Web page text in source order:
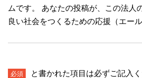
ムです。 あなたの投稿が、この法人
良い社会をつくるための応援（エー
必須 と書かれた項目は必ずご記入く